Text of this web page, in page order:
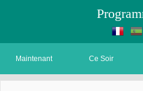
Maintenant Ce Soir